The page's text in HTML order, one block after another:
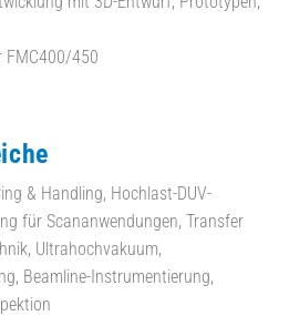
FMC400/450
& Handling, Hochlast-DUV-
für Scananwendungen, Transfer
Ultrahochvakuum,
Beamline-Instrumentierung,